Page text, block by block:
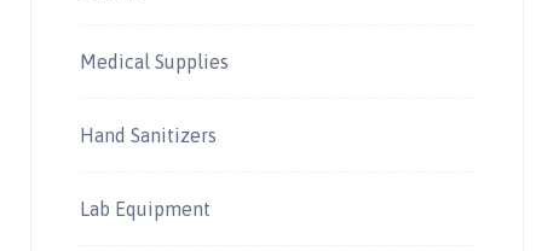
Medical Supplies
Hand Sanitizers
Lab Equipment